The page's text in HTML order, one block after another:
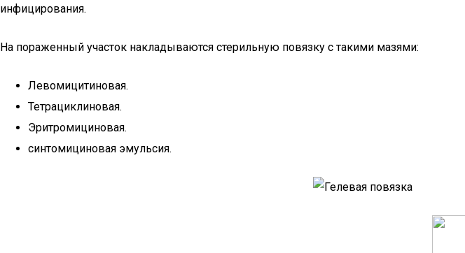
инфицирования.
На пораженный участок накладываются стерильную повязку с такими мазями:
Левомицитиновая.
Тетрациклиновая.
Эритромициновая.
синтомициновая эмульсия.